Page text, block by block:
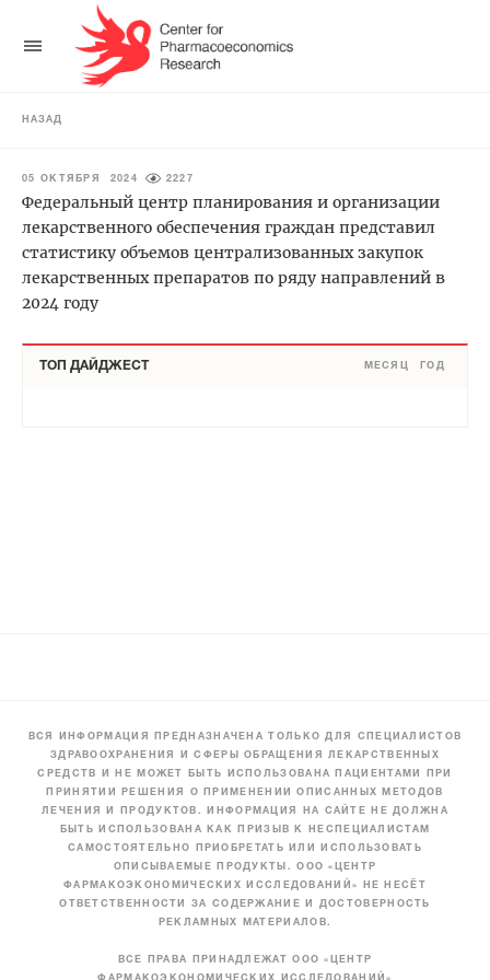
НАЗАД
05 ОКТЯБРЯ 2024 2227
Федеральный центр планирования и организации
лекарственного обеспечения граждан представил
статистику объемов централизованных закупок
лекарственных препаратов по ряду направлений в
2024 году
ТОП ДАЙДЖЕСТ МЕСЯЦ ГОД
ВСЯ ИНФОРМАЦИЯ ПРЕДНАЗНАЧЕНА ТОЛЬКО ДЛЯ СПЕЦИАЛИСТОВ
ЗДРАВООХРАНЕНИЯ И СФЕРЫ ОБРАЩЕНИЯ ЛЕКАРСТВЕННЫХ
СРЕДСТВ И НЕ МОЖЕТ БЫТЬ ИСПОЛЬЗОВАНА ПАЦИЕНТАМИ ПРИ
ПРИНЯТИИ РЕШЕНИЯ О ПРИМЕНЕНИИ ОПИСАННЫХ МЕТОДОВ
ЛЕЧЕНИЯ И ПРОДУКТОВ. ИНФОРМАЦИЯ НА САЙТЕ НЕ ДОЛЖНА
БЫТЬ ИСПОЛЬЗОВАНА КАК ПРИЗЫВ К НЕСПЕЦИАЛИСТАМ
САМОСТОЯТЕЛЬНО ПРИОБРЕТАТЬ ИЛИ ИСПОЛЬЗОВАТЬ
ОПИСЫВАЕМЫЕ ПРОДУКТЫ. ООО «ЦЕНТР
ФАРМАКОЭКОНОМИЧЕСКИХ ИССЛЕДОВАНИЙ» НЕ НЕСЁТ
ОТВЕТСТВЕННОСТИ ЗА СОДЕРЖАНИЕ И ДОСТОВЕРНОСТЬ
РЕКЛАМНЫХ МАТЕРИАЛОВ.
ВСЕ ПРАВА ПРИНАДЛЕЖАТ ООО «ЦЕНТР